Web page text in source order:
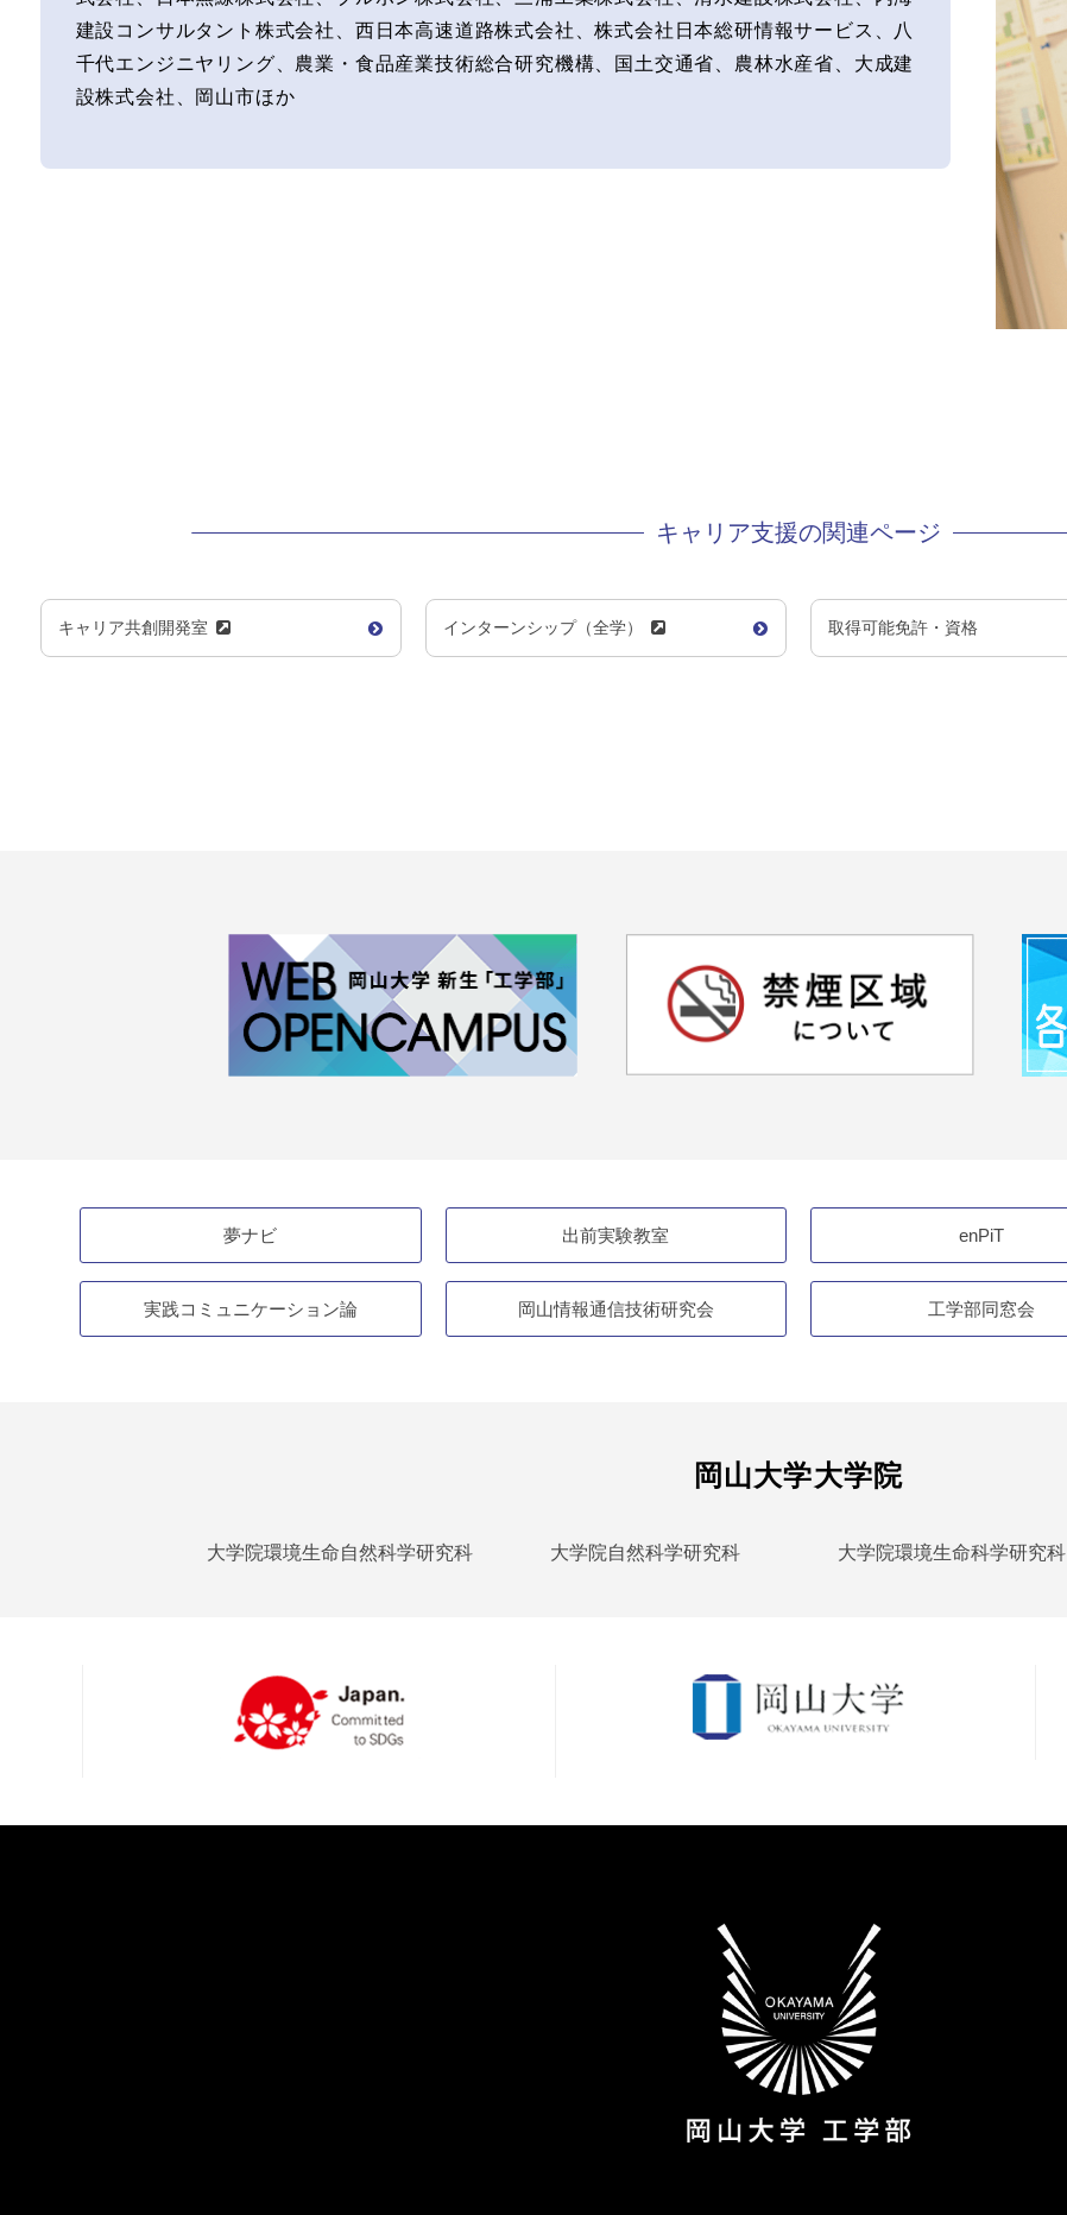
建設コンサルタント株式会社、西日本高速道路株式会社、株式会社日本総研情報サービス、八
千代エンジニヤリング、農業・食品産業技術総合研究機構、国土交通省、農林水産省、大成建
設株式会社、岡山市ほか
キャリア支援の関連ページ
キャリア共創開発室 インターンシップ（全学） 取得可能免許・資格
夢ナビ 出前実験教室 enPiT
実践コミュニケーション論 岡山情報通信技術研究会 工学部同窓会
岡山大学大学院
大学院環境生命自然科学研究科 大学院自然科学研究科 大学院環境生命科学研究科